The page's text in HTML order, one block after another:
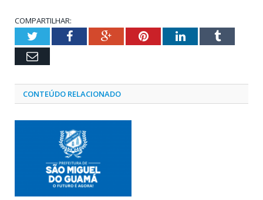
COMPARTILHAR:
TwitterFacebookGoogle+PinterestLinkedInTumblr
Email
CONTEÚDO RELACIONADO